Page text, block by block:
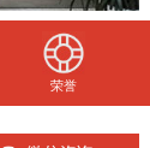
荣誉